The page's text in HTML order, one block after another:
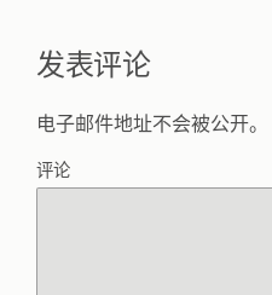
发表评论
电子邮件地址不会被公开。
评论